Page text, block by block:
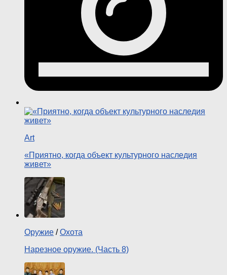
Art
«Приятно, когда объект культурного наследия
живет»
Оружие /Охота
Нарезное оружие. (Часть 8)